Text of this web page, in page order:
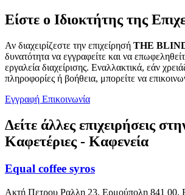
Είστε ο Ιδιοκτήτης της
Αν διαχειρίζεστε την επιχείρησή THE
δυνατότητα να εγγραφείτε και να
εργαλεία διαχείρισης. Εναλλακτικά, εάν
πληροφορίες ή βοήθεια, μπορείτε να
Εγγραφή Επικοινωνία
Δείτε άλλες επιχειρήσεις
Καφετέριες - Καφενεία
Equal coffee syros
Ακτή Πετρου Ραλλη 23, Ερμούπολη 841 00,